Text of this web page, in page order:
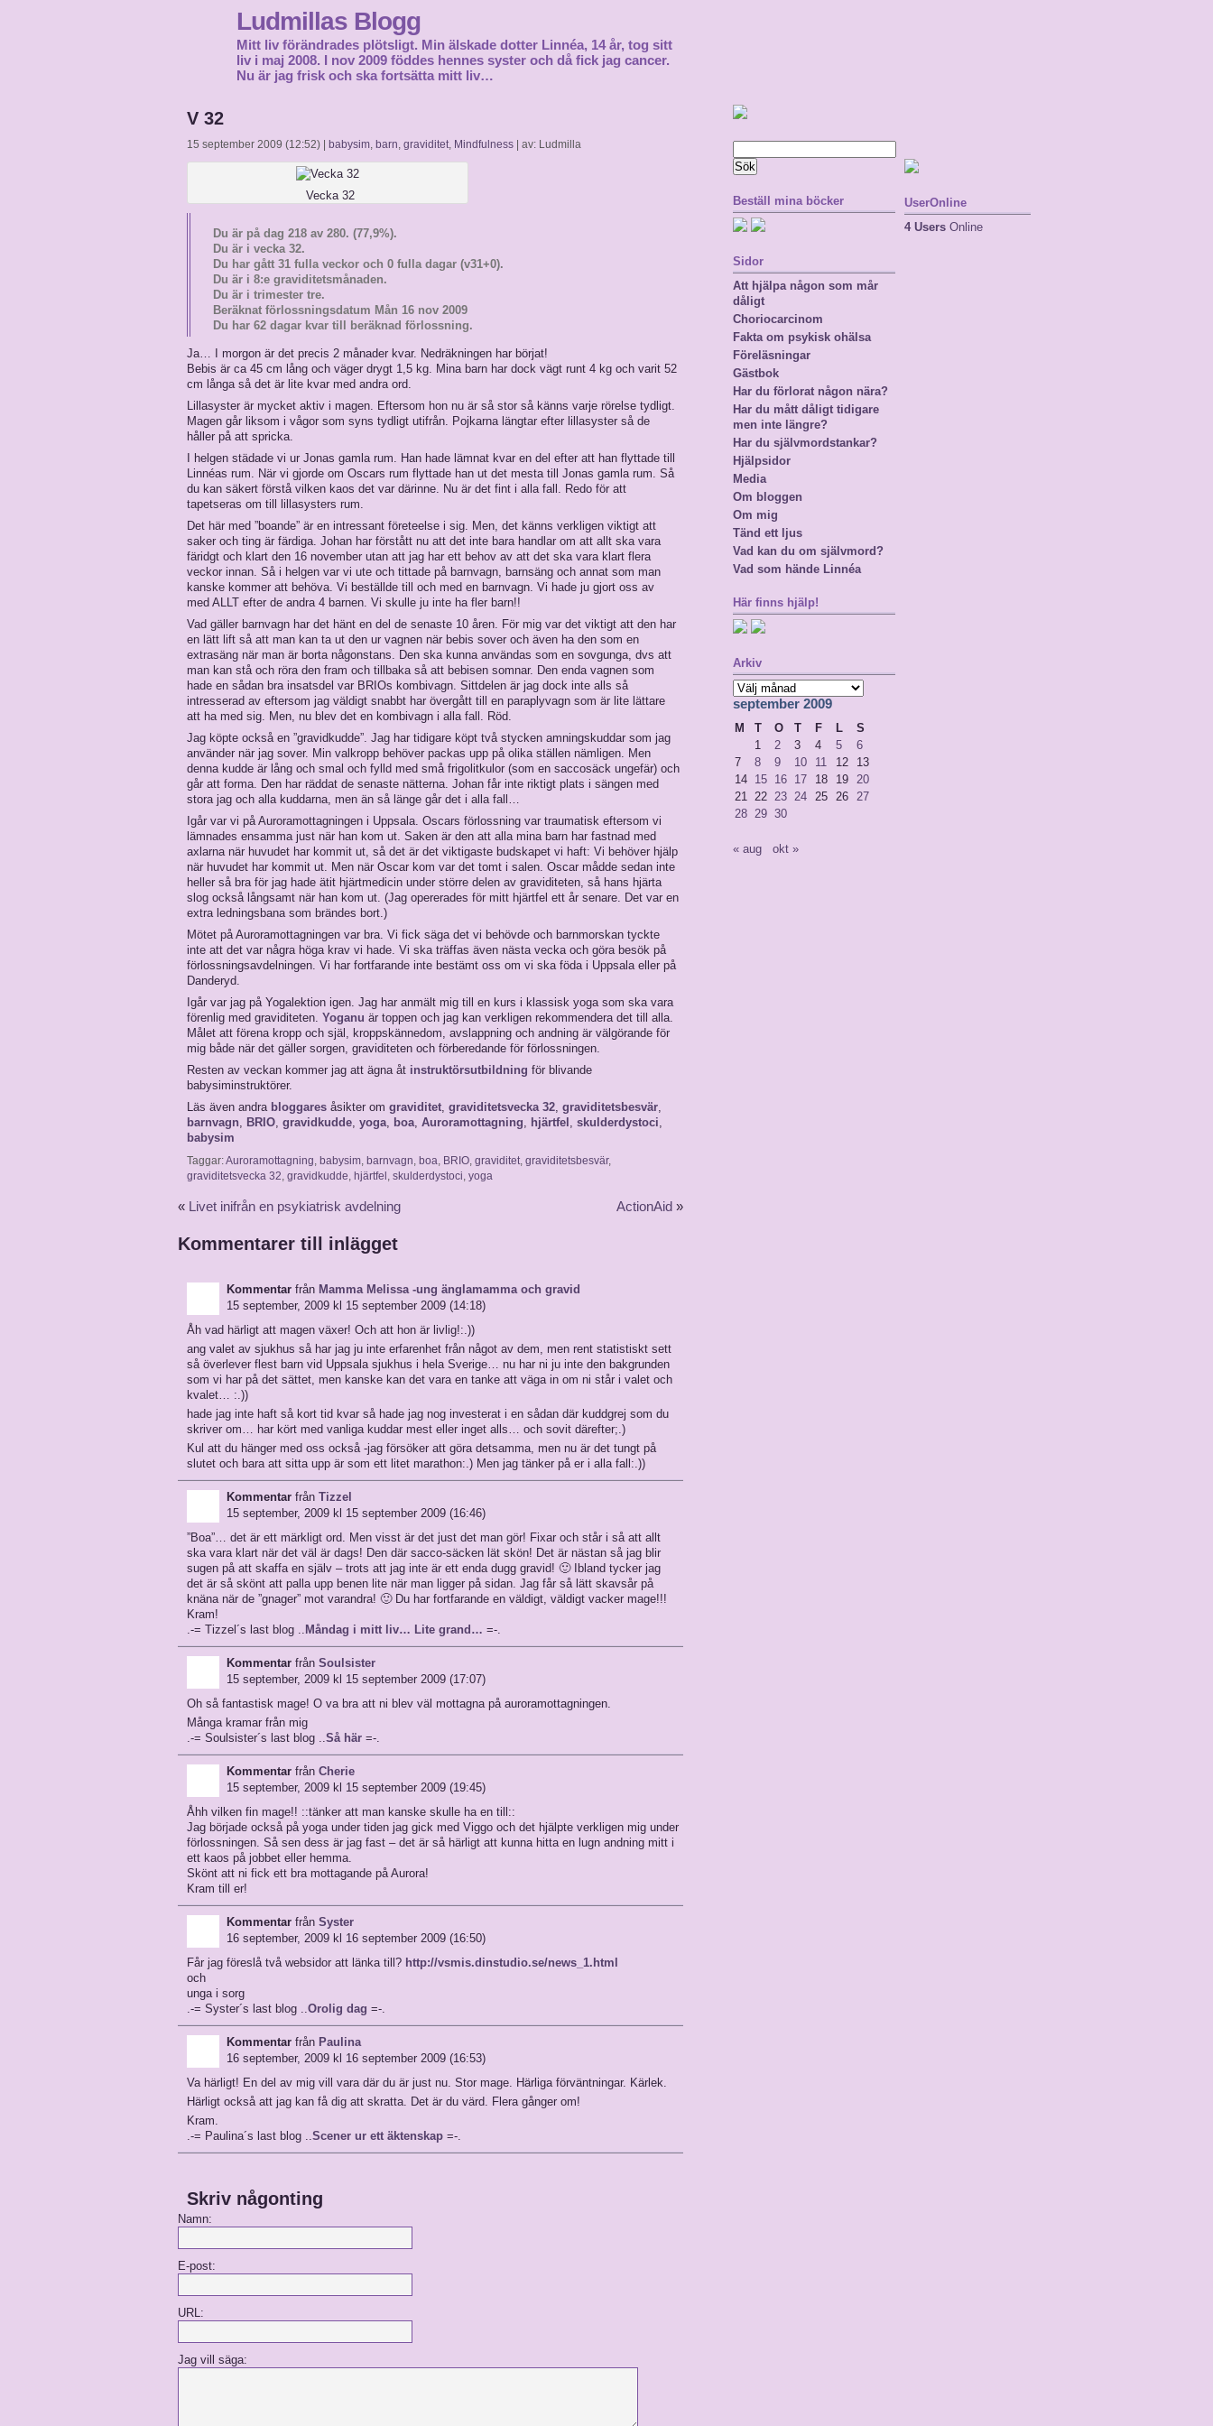
Ludmillas Blogg
Mitt liv förändrades plötsligt. Min älskade dotter Linnéa, 14 år, tog sitt
liv i maj 2008. I nov 2009 föddes hennes syster och då fick jag cancer.
Nu är jag frisk och ska fortsätta mitt liv…
V 32
15 september 2009 (12:52) | babysim, barn, graviditet, Mindfulness | av: Ludmilla
Vecka 32
Du är på dag 218 av 280. (77,9%).
Du är i vecka 32.
Du har gått 31 fulla veckor och 0 fulla dagar (v31+0).
Du är i 8:e graviditetsmånaden.
Du är i trimester tre.
Beräknat förlossningsdatum Mån 16 nov 2009
Du har 62 dagar kvar till beräknad förlossning.
Ja… I morgon är det precis 2 månader kvar. Nedräkningen har börjat!
Bebis är ca 45 cm lång och väger drygt 1,5 kg. Mina barn har dock vägt runt 4 kg och varit 52
cm långa så det är lite kvar med andra ord.
Lillasyster är mycket aktiv i magen. Eftersom hon nu är så stor så känns varje rörelse tydligt.
Magen går liksom i vågor som syns tydligt utifrån. Pojkarna längtar efter lillasyster så de
håller på att spricka.
I helgen städade vi ur Jonas gamla rum. Han hade lämnat kvar en del efter att han flyttade till
Linnéas rum. När vi gjorde om Oscars rum flyttade han ut det mesta till Jonas gamla rum. Så
du kan säkert förstå vilken kaos det var därinne. Nu är det fint i alla fall. Redo för att
tapetseras om till lillasysters rum.
Det här med ”boande” är en intressant företeelse i sig. Men, det känns verkligen viktigt att
saker och ting är färdiga. Johan har förstått nu att det inte bara handlar om att allt ska vara
färidgt och klart den 16 november utan att jag har ett behov av att det ska vara klart flera
veckor innan. Så i helgen var vi ute och tittade på barnvagn, barnsäng och annat som man
kanske kommer att behöva. Vi beställde till och med en barnvagn. Vi hade ju gjort oss av
med ALLT efter de andra 4 barnen. Vi skulle ju inte ha fler barn!!
Vad gäller barnvagn har det hänt en del de senaste 10 åren. För mig var det viktigt att den har
en lätt lift så att man kan ta ut den ur vagnen när bebis sover och även ha den som en
extrasäng när man är borta någonstans. Den ska kunna användas som en sovgunga, dvs att
man kan stå och röra den fram och tillbaka så att bebisen somnar. Den enda vagnen som
hade en sådan bra insatsdel var BRIOs kombivagn. Sittdelen är jag dock inte alls så
intresserad av eftersom jag väldigt snabbt har övergått till en paraplyvagn som är lite lättare
att ha med sig. Men, nu blev det en kombivagn i alla fall. Röd.
Jag köpte också en ”gravidkudde”. Jag har tidigare köpt två stycken amningskuddar som jag
använder när jag sover. Min valkropp behöver packas upp på olika ställen nämligen. Men
denna kudde är lång och smal och fylld med små frigolitkulor (som en saccosäck ungefär) och
går att forma. Den har räddat de senaste nätterna. Johan får inte riktigt plats i sängen med
stora jag och alla kuddarna, men än så länge går det i alla fall…
Igår var vi på Auroramottagningen i Uppsala. Oscars förlossning var traumatisk eftersom vi
lämnades ensamma just när han kom ut. Saken är den att alla mina barn har fastnad med
axlarna när huvudet har kommit ut, så det är det viktigaste budskapet vi haft: Vi behöver hjälp
när huvudet har kommit ut. Men när Oscar kom var det tomt i salen. Oscar mådde sedan inte
heller så bra för jag hade ätit hjärtmedicin under större delen av graviditeten, så hans hjärta
slog också långsamt när han kom ut. (Jag opererades för mitt hjärtfel ett år senare. Det var en
extra ledningsbana som brändes bort.)
Mötet på Auroramottagningen var bra. Vi fick säga det vi behövde och barnmorskan tyckte
inte att det var några höga krav vi hade. Vi ska träffas även nästa vecka och göra besök på
förlossningsavdelningen. Vi har fortfarande inte bestämt oss om vi ska föda i Uppsala eller på
Danderyd.
Igår var jag på Yogalektion igen. Jag har anmält mig till en kurs i klassisk yoga som ska vara
förenlig med graviditeten. Yoganu är toppen och jag kan verkligen rekommendera det till alla.
Målet att förena kropp och själ, kroppskännedom, avslappning och andning är välgörande för
mig både när det gäller sorgen, graviditeten och förberedande för förlossningen.
Resten av veckan kommer jag att ägna åt instruktörsutbildning för blivande
babysiminstruktörer.
Läs även andra bloggares åsikter om graviditet, graviditetsvecka 32, graviditetsbesvär,
barnvagn, BRIO, gravidkudde, yoga, boa, Auroramottagning, hjärtfel , skulderdystoci,
babysim
Taggar:Auroramottagning, babysim, barnvagn, boa, BRIO, graviditet, graviditetsbesvär,
graviditetsvecka 32, gravidkudde, hjärtfel , skulderdystoci, yoga
« Livet inifrån en psykiatrisk avdelning ActionAid »
Kommentarer till inlägget
Kommentar från Mamma Melissa -ung änglamamma och gravid
15 september, 2009 kl 15 september 2009 (14:18)
Åh vad härligt att magen växer! Och att hon är livlig!:.))
ang valet av sjukhus så har jag ju inte erfarenhet från något av dem, men rent statistiskt sett
så överlever flest barn vid Uppsala sjukhus i hela Sverige… nu har ni ju inte den bakgrunden
som vi har på det sättet, men kanske kan det vara en tanke att väga in om ni står i valet och
kvalet… :.))
hade jag inte haft så kort tid kvar så hade jag nog investerat i en sådan där kuddgrej som du
skriver om… har kört med vanliga kuddar mest eller inget alls… och sovit därefter;.)
Kul att du hänger med oss också -jag försöker att göra detsamma, men nu är det tungt på
slutet och bara att sitta upp är som ett litet marathon:.) Men jag tänker på er i alla fall:.))
Kommentar från Tizzel
15 september, 2009 kl 15 september 2009 (16:46)
”Boa”… det är ett märkligt ord. Men visst är det just det man gör! Fixar och står i så att allt
ska vara klart när det väl är dags! Den där sacco-säcken lät skön! Det är nästan så jag blir
sugen på att skaffa en själv – trots att jag inte är ett enda dugg gravid! 🙂 Ibland tycker jag
det är så skönt att palla upp benen lite när man ligger på sidan. Jag får så lätt skavsår på
knäna när de ”gnager” mot varandra! 🙂 Du har fortfarande en väldigt, väldigt vacker mage!!!
Kram!
.-= Tizzel´s last blog .. Måndag i mitt liv… Lite grand… =-.
Kommentar från Soulsister
15 september, 2009 kl 15 september 2009 (17:07)
Oh så fantastisk mage! O va bra att ni blev väl mottagna på auroramottagningen.
Många kramar från mig
.-= Soulsister´s last blog ..Så här =-.
Kommentar från Cherie
15 september, 2009 kl 15 september 2009 (19:45)
Åhh vilken fin mage!! ::tänker att man kanske skulle ha en till::
Jag började också på yoga under tiden jag gick med Viggo och det hjälpte verkligen mig under
förlossningen. Så sen dess är jag fast – det är så härligt att kunna hitta en lugn andning mitt i
ett kaos på jobbet eller hemma.
Skönt att ni fick ett bra mottagande på Aurora!
Kram till er!
Kommentar från Syster
16 september, 2009 kl 16 september 2009 (16:50)
Får jag föreslå två websidor att länka till? http://vsmis.dinstudio.se/news_1.html
och
unga i sorg
.-= Syster´s last blog ..Orolig dag =-.
Kommentar från Paulina
16 september, 2009 kl 16 september 2009 (16:53)
Va härligt! En del av mig vill vara där du är just nu. Stor mage. Härliga förväntningar. Kärlek.
Härligt också att jag kan få dig att skratta. Det är du värd. Flera gånger om!
Kram.
.-= Paulina´s last blog ..Scener ur ett äktenskap =-.
Skriv någonting
Namn:
E-post:
URL:
Jag vill säga:
efter:
Beställ mina böcker
Sidor
Att hjälpa någon som mår
dåligt
Choriocarcinom
Fakta om psykisk ohälsa
Föreläsningar
Gästbok
Har du förlorat någon nära?
Har du mått dåligt tidigare
men inte längre?
Har du självmordstankar?
Hjälpsidor
Media
Om bloggen
Om mig
Tänd ett ljus
Vad kan du om självmord?
Vad som hände Linnéa
Här finns hjälp!
Arkiv
Arkiv
september 2009
M T O T F L
S
1
2 3 4 5
6
7
8 9 10 11 12
13
14 15 16 17 18 19 20
21 22 23 24 25 26 27
28 29 30
« aug okt »
UserOnline
4 Users Online